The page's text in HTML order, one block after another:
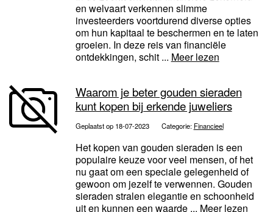
en welvaart verkennen slimme
investeerders voortdurend diverse opties
om hun kapitaal te beschermen en te laten
groeien. In deze reis van financiële
ontdekkingen, schit ... Meer lezen
Waarom je beter gouden sieraden
kunt kopen bij erkende juweliers
Geplaatst op 18-07-2023 Categorie: Financieel
Het kopen van gouden sieraden is een
populaire keuze voor veel mensen, of het
nu gaat om een speciale gelegenheid of
gewoon om jezelf te verwennen. Gouden
sieraden stralen elegantie en schoonheid
uit en kunnen een waarde ... Meer lezen